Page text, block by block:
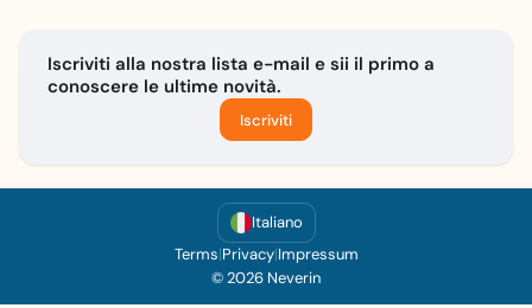
Iscriviti alla nostra lista e-mail e sii il primo a
conoscere le ultime novità.
Iscriviti
Italiano
Terms|Privacy|Impressum
© 2026 Neverin